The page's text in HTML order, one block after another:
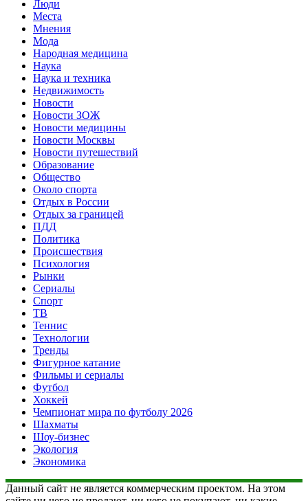
Люди
Места
Мнения
Мода
Народная медицина
Наука
Наука и техника
Недвижимость
Новости
Новости ЗОЖ
Новости медицины
Новости Москвы
Новости путешествий
Образование
Общество
Около спорта
Отдых в России
Отдых за границей
ПДД
Политика
Происшествия
Психология
Рынки
Сериалы
Спорт
ТВ
Теннис
Технологии
Тренды
Фигурное катание
Фильмы и сериалы
Футбол
Хоккей
Чемпионат мира по футболу 2026
Шахматы
Шоу-бизнес
Экология
Экономика
Данный сайт не является коммерческим проектом. На этом